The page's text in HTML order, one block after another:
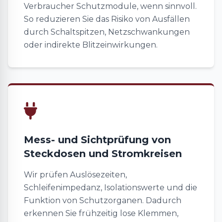
Verbraucher Schutzmodule, wenn sinnvoll.
So reduzieren Sie das Risiko von Ausfällen
durch Schaltspitzen, Netzschwankungen
oder indirekte Blitzeinwirkungen.
Mess- und Sichtprüfung von
Steckdosen und Stromkreisen
Wir prüfen Auslösezeiten,
Schleifenimpedanz, Isolationswerte und die
Funktion von Schutzorganen. Dadurch
erkennen Sie frühzeitig lose Klemmen,